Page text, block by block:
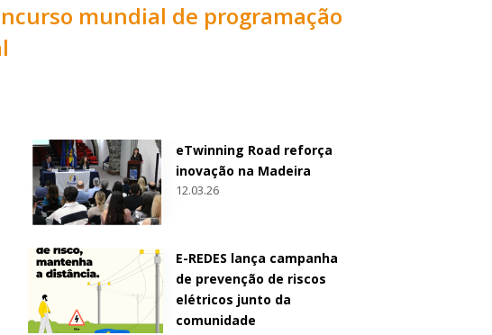
mundial de programação
eTwinning Road reforça
inovação na Madeira
12.03.26
E-REDES lança campanha
de prevenção de riscos
elétricos junto da
comunidade